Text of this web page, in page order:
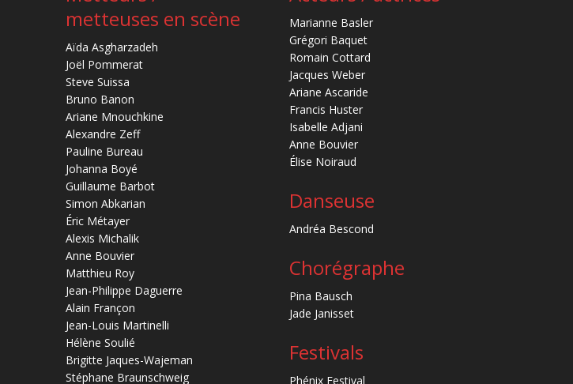
metteuses en scène
Aïda Asgharzadeh
Joël Pommerat
Steve Suissa
Bruno Banon
Ariane Mnouchkine
Alexandre Zeff
Pauline Bureau
Johanna Boyé
Guillaume Barbot
Simon Abkarian
Éric Métayer
Alexis Michalik
Anne Bouvier
Matthieu Roy
Jean-Philippe Daguerre
Alain Françon
Jean-Louis Martinelli
Hélène Soulié
Brigitte Jaques-Wajeman
Stéphane Braunschweig
Marianne Basler
Grégori Baquet
Romain Cottard
Jacques Weber
Ariane Ascaride
Francis Huster
Isabelle Adjani
Anne Bouvier
Élise Noiraud
Danseuse
Andréa Bescond
Chorégraphe
Pina Bausch
Jade Janisset
Festivals
Phénix Festival